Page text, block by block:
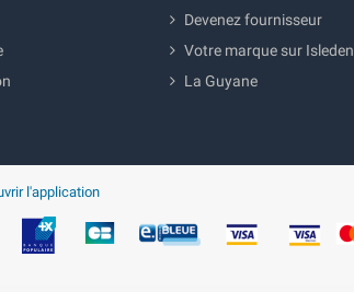
Devenez fournisseur
Votre marque sur Isleden
La Guyane
l'application